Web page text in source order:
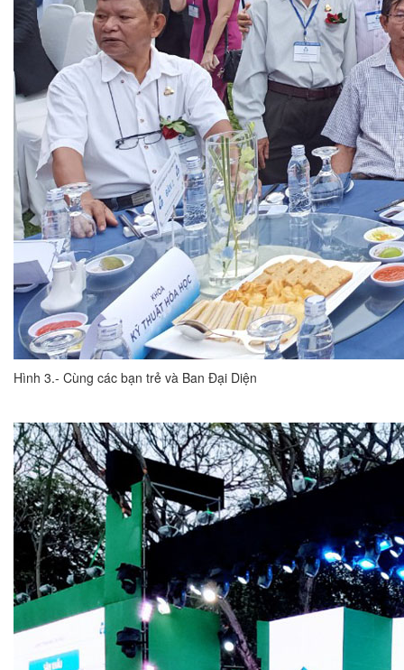
Hình 3.- Cùng các bạn trẻ và Ban Đại Diện